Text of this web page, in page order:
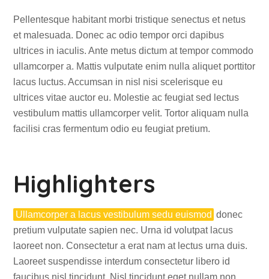
Pellentesque habitant morbi tristique senectus et netus
et malesuada. Donec ac odio tempor orci dapibus
ultrices in iaculis. Ante metus dictum at tempor commodo
ullamcorper a. Mattis vulputate enim nulla aliquet porttitor
lacus luctus. Accumsan in nisl nisi scelerisque eu
ultrices vitae auctor eu. Molestie ac feugiat sed lectus
vestibulum mattis ullamcorper velit. Tortor aliquam nulla
facilisi cras fermentum odio eu feugiat pretium.
Highlighters
Ullamcorper a lacus vestibulum sedu euismod donec
pretium vulputate sapien nec. Urna id volutpat lacus
laoreet non. Consectetur a erat nam at lectus urna duis.
Laoreet suspendisse interdum consectetur libero id
faucibus nisl tincidunt. Nisl tincidunt eget nullam non.